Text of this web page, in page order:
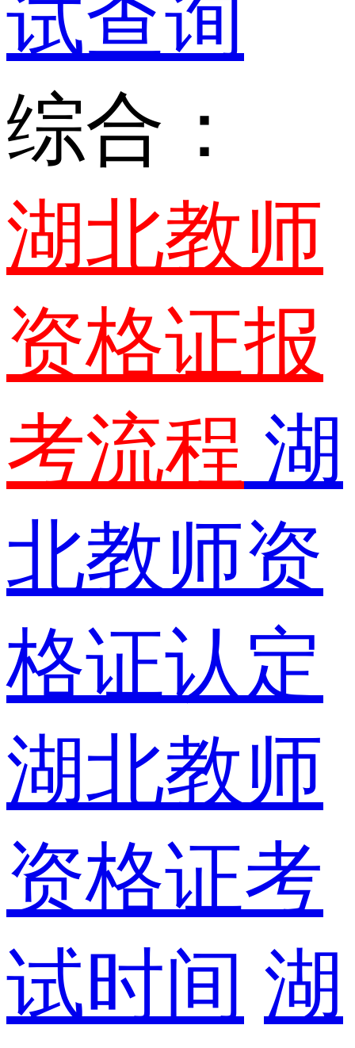
试查询
综合：
湖北教师
资格证报
考流程 湖
北教师资
格证认定
湖北教师
资格证考
试时间 湖